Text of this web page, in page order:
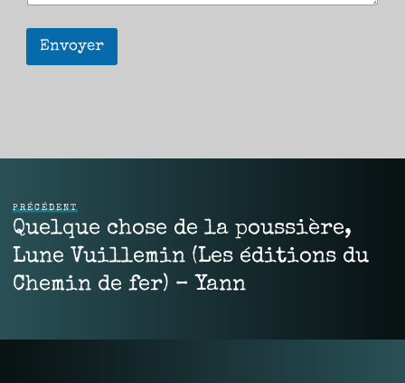
Envoyer
PRÉCÉDENT
Quelque chose de la poussière,
Lune Vuillemin (Les éditions du
Chemin de fer) – Yann